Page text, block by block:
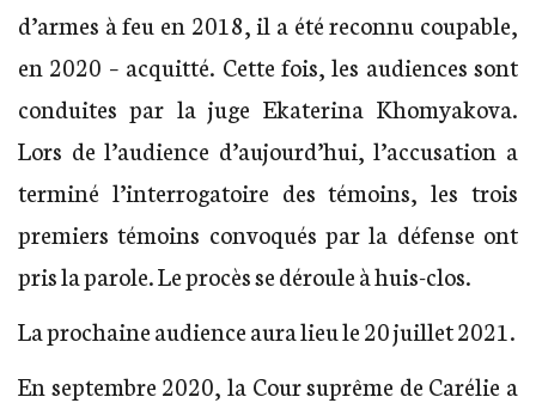
d’armes à feu en 2018, il a été reconnu coupable,
en 2020 – acquitté. Cette fois, les audiences sont
conduites par la juge Ekaterina Khomyakova.
Lors de l’audience d’aujourd’hui, l’accusation a
terminé l’interrogatoire des témoins, les trois
premiers témoins convoqués par la défense ont
pris la parole. Le procès se déroule à huis-clos.
La prochaine audience aura lieu le 20 juillet 2021.
En septembre 2020, la Cour suprême de Carélie a